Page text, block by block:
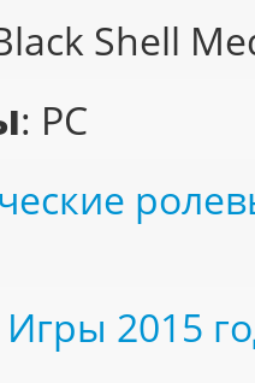
Shell
: PC
Игры 2015